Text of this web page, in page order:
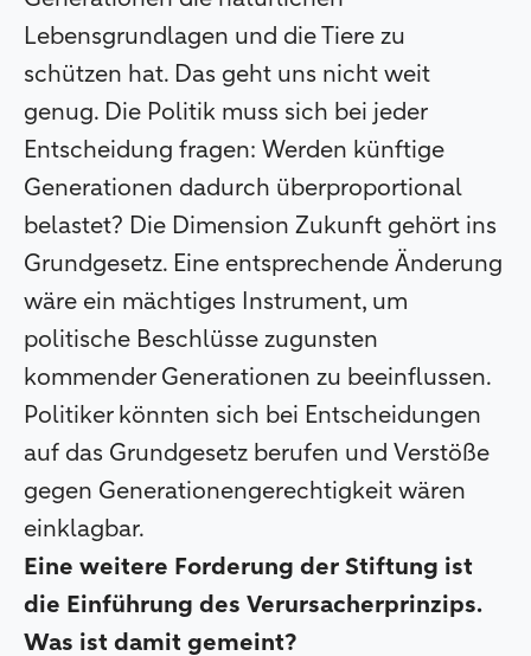
Lebensgrundlagen und die Tiere zu
schützen hat. Das geht uns nicht weit
genug. Die Politik muss sich bei jeder
Entscheidung fragen: Werden künftige
Generationen dadurch überproportional
belastet? Die Dimension Zukunft gehört ins
Grundgesetz. Eine entsprechende Änderung
wäre ein mächtiges Instrument, um
politische Beschlüsse zugunsten
kommender Generationen zu beeinflussen.
Politiker könnten sich bei Entscheidungen
auf das Grundgesetz berufen und Verstöße
gegen Generationengerechtigkeit wären
einklagbar.
Eine weitere Forderung der Stiftung ist
die Einführung des Verursacherprinzips.
Was ist damit gemeint?